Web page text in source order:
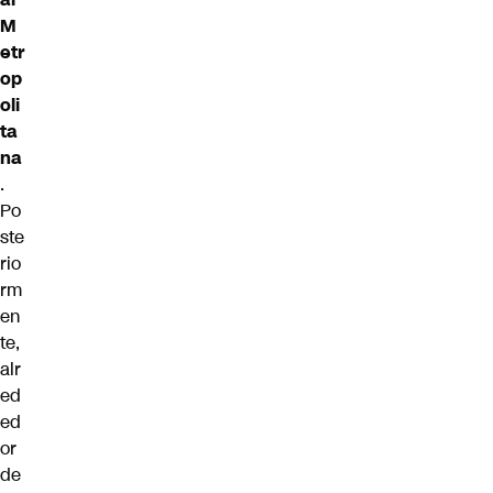
M
etr
op
oli
ta
na
.
Po
ste
rio
rm
en
te,
alr
ed
ed
or
de